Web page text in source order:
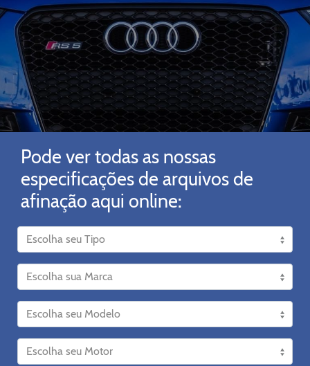
Pode ver todas as nossas
especificações de arquivos de
afinação aqui online: